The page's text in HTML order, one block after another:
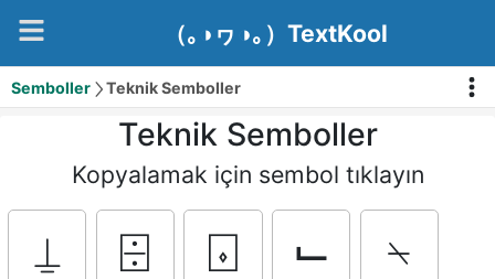
（｡◑ヮ◑｡）TextKool
Semboller Teknik Semboller
Teknik Semboller
Kopyalamak için sembol tıklayın
⍊ ⌹ ⌺ ⌙
⍀